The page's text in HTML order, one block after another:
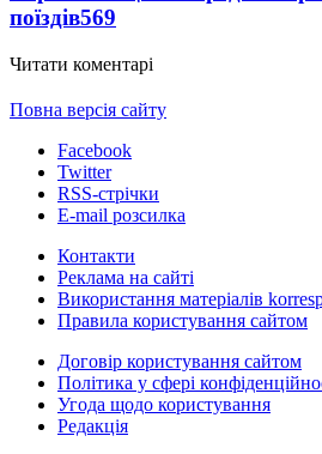
поїздів569
Читати коментарі
Повна версія сайту
Facebook
Twitter
RSS-стрічки
E-mail розсилка
Контакти
Реклама на сайті
Використання матеріалів
Правила користування сайтом
Договір користування сайтом
Політика у сфері
Угода щодо користування
Редакція